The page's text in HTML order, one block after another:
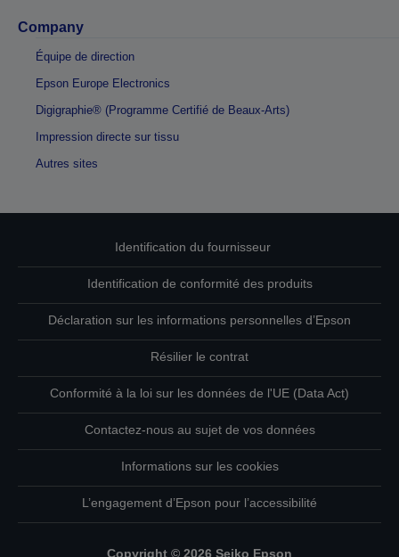
Company
Équipe de direction
Epson Europe Electronics
Digigraphie® (Programme Certifié de Beaux-Arts)
Impression directe sur tissu
Autres sites
Identification du fournisseur
Identification de conformité des produits
Déclaration sur les informations personnelles d’Epson
Résilier le contrat
Conformité à la loi sur les données de l'UE (Data Act)
Contactez-nous au sujet de vos données
Informations sur les cookies
L’engagement d’Epson pour l’accessibilité
Copyright © 2026 Seiko Epson